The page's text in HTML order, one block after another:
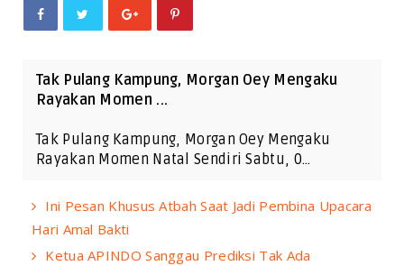
Tak Pulang Kampung, Morgan Oey Mengaku
Rayakan Momen ...
Tak Pulang Kampung, Morgan Oey Mengaku
Rayakan Momen Natal Sendiri Sabtu, 0…
Ini Pesan Khusus Atbah Saat Jadi Pembina Upacara
Hari Amal Bakti
Ketua APINDO Sanggau Prediksi Tak Ada